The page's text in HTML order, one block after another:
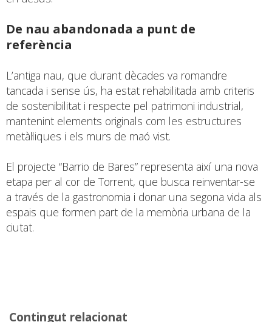
De nau abandonada a punt de
referència
L’antiga nau, que durant dècades va romandre
tancada i sense ús, ha estat rehabilitada amb criteris
de sostenibilitat i respecte pel patrimoni industrial,
mantenint elements originals com les estructures
metàl·liques i els murs de maó vist.
El projecte “Barrio de Bares” representa així una nova
etapa per al cor de Torrent, que busca reinventar-se
a través de la gastronomia i donar una segona vida als
espais que formen part de la memòria urbana de la
ciutat.
Contingut relacionat